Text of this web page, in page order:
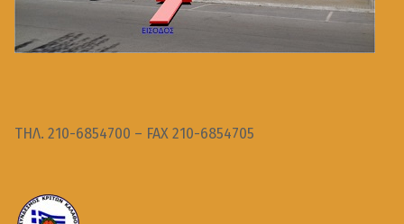
ΤΗΛ. 210-6854700 – FAX 210-6854705